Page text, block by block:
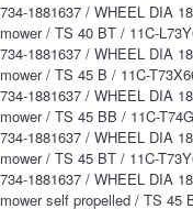
734-1881637 / WHEEL DIA
mower / TS 40 BT / 11C-
734-1881637 / WHEEL DIA
mower / TS 45 B / 11C-
734-1881637 / WHEEL DIA
mower / TS 45 BB / 11C-
734-1881637 / WHEEL DIA
mower / TS 45 BT / 11C-
734-1881637 / WHEEL DIA
mower self propelled / TS 45